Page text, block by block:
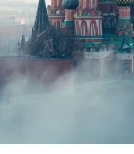
в Москве
7 Вершин
Малый Кисельный пер.